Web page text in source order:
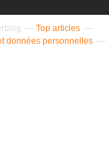
Top articles
données personnelles